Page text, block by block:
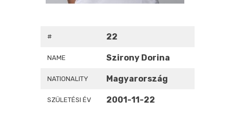
# 22
NAME Szirony Dorina
NATIONALITY Magyarország
SZÜLETÉSI ÉV 2001-11-22